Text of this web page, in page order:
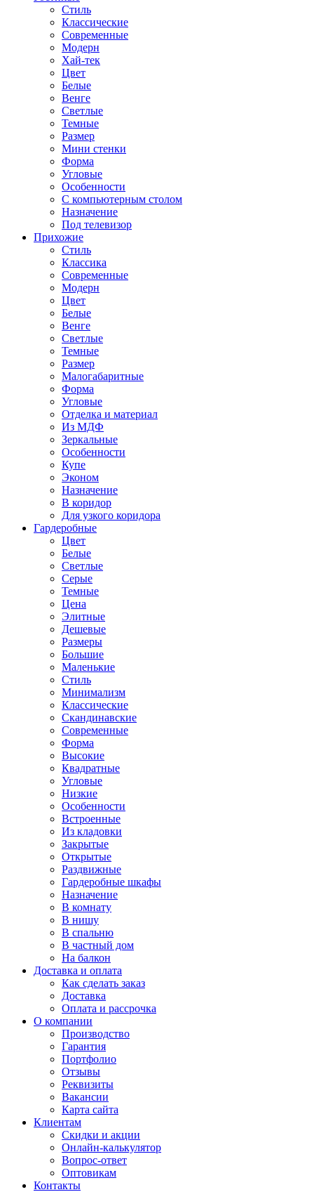
Стиль
Классические
Современные
Модерн
Хай-тек
Цвет
Белые
Венге
Светлые
Темные
Размер
Мини стенки
Форма
Угловые
Особенности
С компьютерным столом
Назначение
Под телевизор
Прихожие
Стиль
Классика
Современные
Модерн
Цвет
Белые
Венге
Светлые
Темные
Размер
Малогабаритные
Форма
Угловые
Отделка и материал
Из МДФ
Зеркальные
Особенности
Купе
Эконом
Назначение
В коридор
Для узкого коридора
Гардеробные
Цвет
Белые
Светлые
Серые
Темные
Цена
Элитные
Дешевые
Размеры
Большие
Маленькие
Стиль
Минимализм
Классические
Скандинавские
Современные
Форма
Высокие
Квадратные
Угловые
Низкие
Особенности
Встроенные
Из кладовки
Закрытые
Открытые
Раздвижные
Гардеробные шкафы
Назначение
В комнату
В нишу
В спальню
В частный дом
На балкон
Доставка и оплата
Как сделать заказ
Доставка
Оплата и рассрочка
О компании
Производство
Гарантия
Портфолио
Отзывы
Реквизиты
Вакансии
Карта сайта
Клиентам
Скидки и акции
Онлайн-калькулятор
Вопрос-ответ
Оптовикам
Контакты